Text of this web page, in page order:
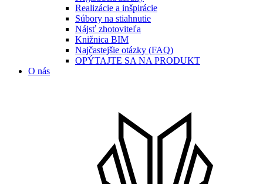
Realizácie a inšpirácie
Súbory na stiahnutie
Nájsť zhotoviteľa
Knižnica BIM
Najčastejšie otázky (FAQ)
OPÝTAJTE SA NA PRODUKT
O nás